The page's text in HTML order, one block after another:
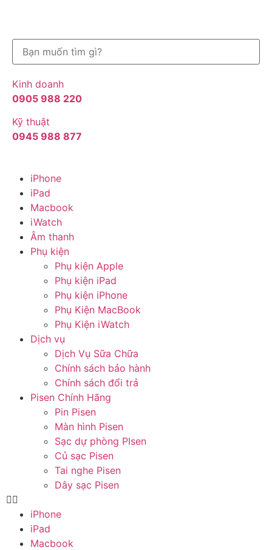
Kinh doanh
0905 988 220
Kỹ thuật
0945 988 877
iPhone
iPad
Macbook
iWatch
Âm thanh
Phụ kiện
Phụ kiện Apple
Phụ kiện iPad
Phụ kiện iPhone
Phụ Kiện MacBook
Phụ Kiện iWatch
Dịch vụ
Dịch Vụ Sữa Chữa
Chính sách bảo hành
Chính sách đổi trả
Pisen Chính Hãng
Pin Pisen
Màn hình Pisen
Sạc dự phòng PIsen
Củ sạc Pisen
Tai nghe Pisen
Dây sạc Pisen
iPhone
iPad
Macbook